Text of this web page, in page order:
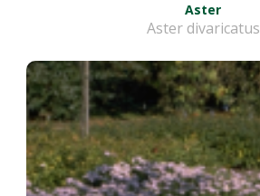
Aster
Aster divaricatus